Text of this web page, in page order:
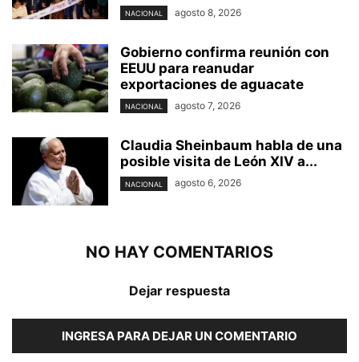
NACIONAL agosto 8, 2026
Gobierno confirma reunión con
EEUU para reanudar
exportaciones de aguacate
NACIONAL agosto 7, 2026
Claudia Sheinbaum habla de una
posible visita de León XIV a...
NACIONAL agosto 6, 2026
NO HAY COMENTARIOS
Dejar respuesta
INGRESA PARA DEJAR UN COMENTARIO